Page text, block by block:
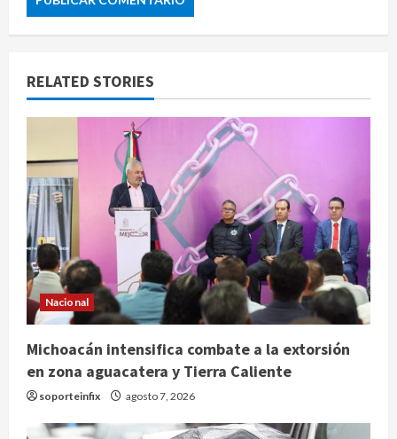
RELATED STORIES
Nacional
Michoacán intensifica combate a la extorsión
en zona aguacatera y Tierra Caliente
soporteinfix agosto 7, 2026